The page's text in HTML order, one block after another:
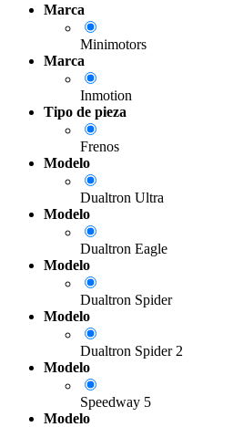
Marca
Minimotors
Marca
Inmotion
Tipo de pieza
Frenos
Modelo
Dualtron Ultra
Modelo
Dualtron Eagle
Modelo
Dualtron Spider
Modelo
Dualtron Spider 2
Modelo
Speedway 5
Modelo